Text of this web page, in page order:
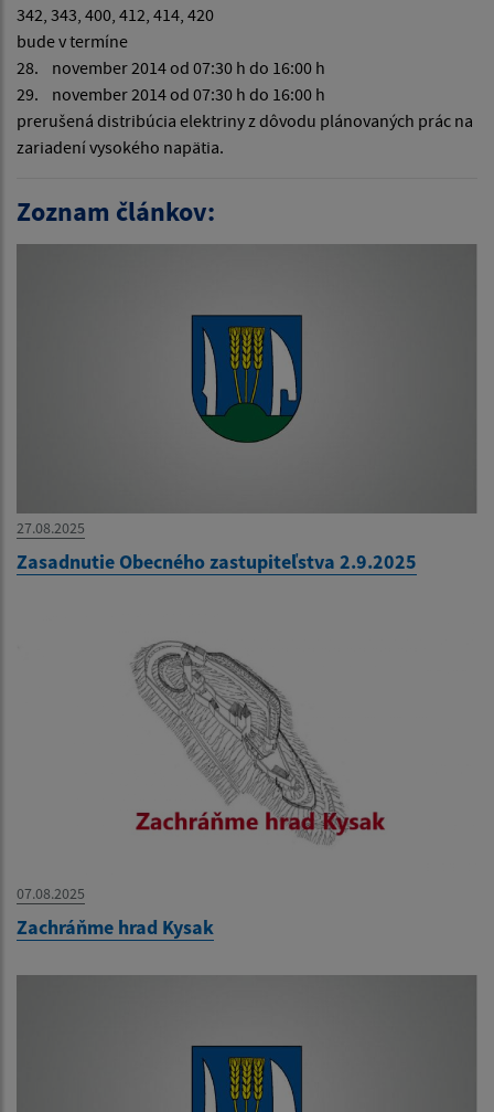
342, 343, 400, 412, 414, 420
bude v termíne
28. november 2014 od 07:30 h do 16:00 h
29. november 2014 od 07:30 h do 16:00 h
prerušená distribúcia elektriny z dôvodu plánovaných prác na
zariadení vysokého napätia.
Zoznam článkov:
27.08.2025
Zasadnutie Obecného zastupiteľstva 2.9.2025
07.08.2025
Zachráňme hrad Kysak